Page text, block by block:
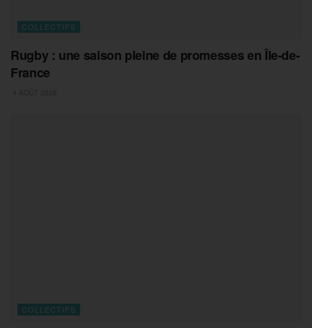
COLLECTIFS
Rugby : une saison pleine de promesses en Île-de-
France
COLLECTIFS